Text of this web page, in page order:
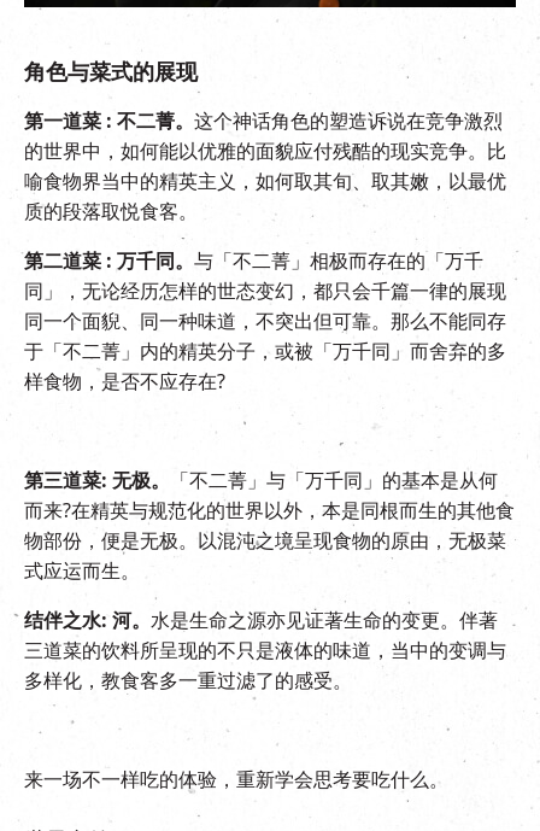
角色与菜式的展现
第一道菜 : 不二菁。 这个神话角色的塑造诉说在竞争激烈
的世界中，如何能以优雅的面貌应付残酷的现实竞争。比
喻食物界当中的精英主义，如何取其旬、取其嫩，以最优
质的段落取悦食客。
第二道菜 : 万千同。 与「不二菁」相极而存在的「万千
同」，无论经历怎样的世态变幻，都只会千篇一律的展现
同一个面貎、同一种味道，不突出但可靠。那么不能同存
于「不二菁」内的精英分子，或被「万千同」而舍弃的多
样食物，是否不应存在?
第三道菜: 无极。
「不二菁」与「万千同」的基本是从何
而来?在精英与规范化的世界以外，本是同根而生的其他食
物部份，便是无极。以混沌之境呈现食物的原由，无极菜
式应运而生。
结伴之水: 河。 水是生命之源亦见证著生命的变更。伴著
三道菜的饮料所呈现的不只是液体的味道，当中的变调与
多样化，教食客多一重过滤了的感受。
来一场不一样吃的体验，重新学会思考要吃什么。